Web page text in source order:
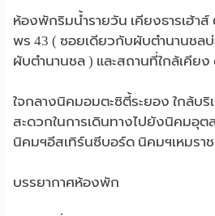
ห้องพักริมน้ำรายวัน เคียงธารเฮ้า
พร 43 ( ซอยเดียวกับผับตำนานชล
ผับตำนานชล ) และสถานที่ใกล้เคีย
ใจกลางนิคมอมตะซิตี้ระยอง ใกล้บ
สะดวกในการเดินทางไปยังนิคมอุต
นิคมฯอีสเทิร์นซีบอร์ด นิคมฯเหมรา
บรรยากาศห้องพัก